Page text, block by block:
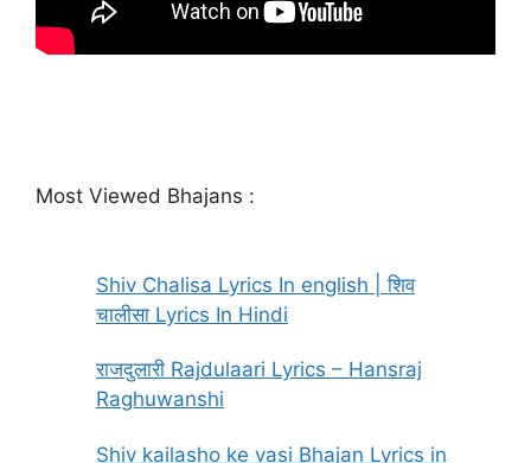
Most Viewed Bhajans :
Shiv Chalisa Lyrics In english | शिव
चालीसा Lyrics In Hindi
राजदुलारी Rajdulaari Lyrics – Hansraj
Raghuwanshi
Shiv kailasho ke vasi Bhajan Lyrics in